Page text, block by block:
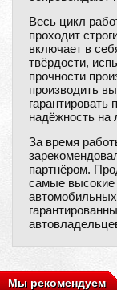
Весь цикл
проходит
включает в
твёрдости,
прочности
производить
гарантировать
надёжность на
За время
партнёром.
самые высокие
Мы рекомендуем